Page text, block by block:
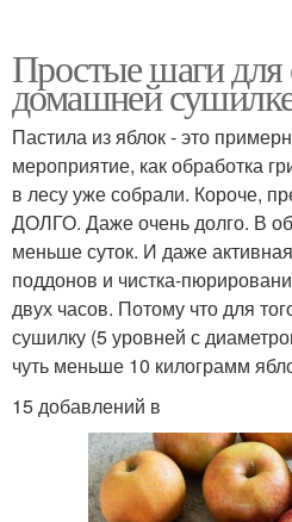
Простые шаги
домашней
Пастила из яблок - это
мероприятие, как обработка
в лесу уже собрали. Короче,
ДОЛГО. Даже очень долго. В
меньше суток. И даже
поддонов и чистка-
двух часов. Потому что для
сушилку (5 уровней с
чуть меньше 10 килограмм
15 добавлений в